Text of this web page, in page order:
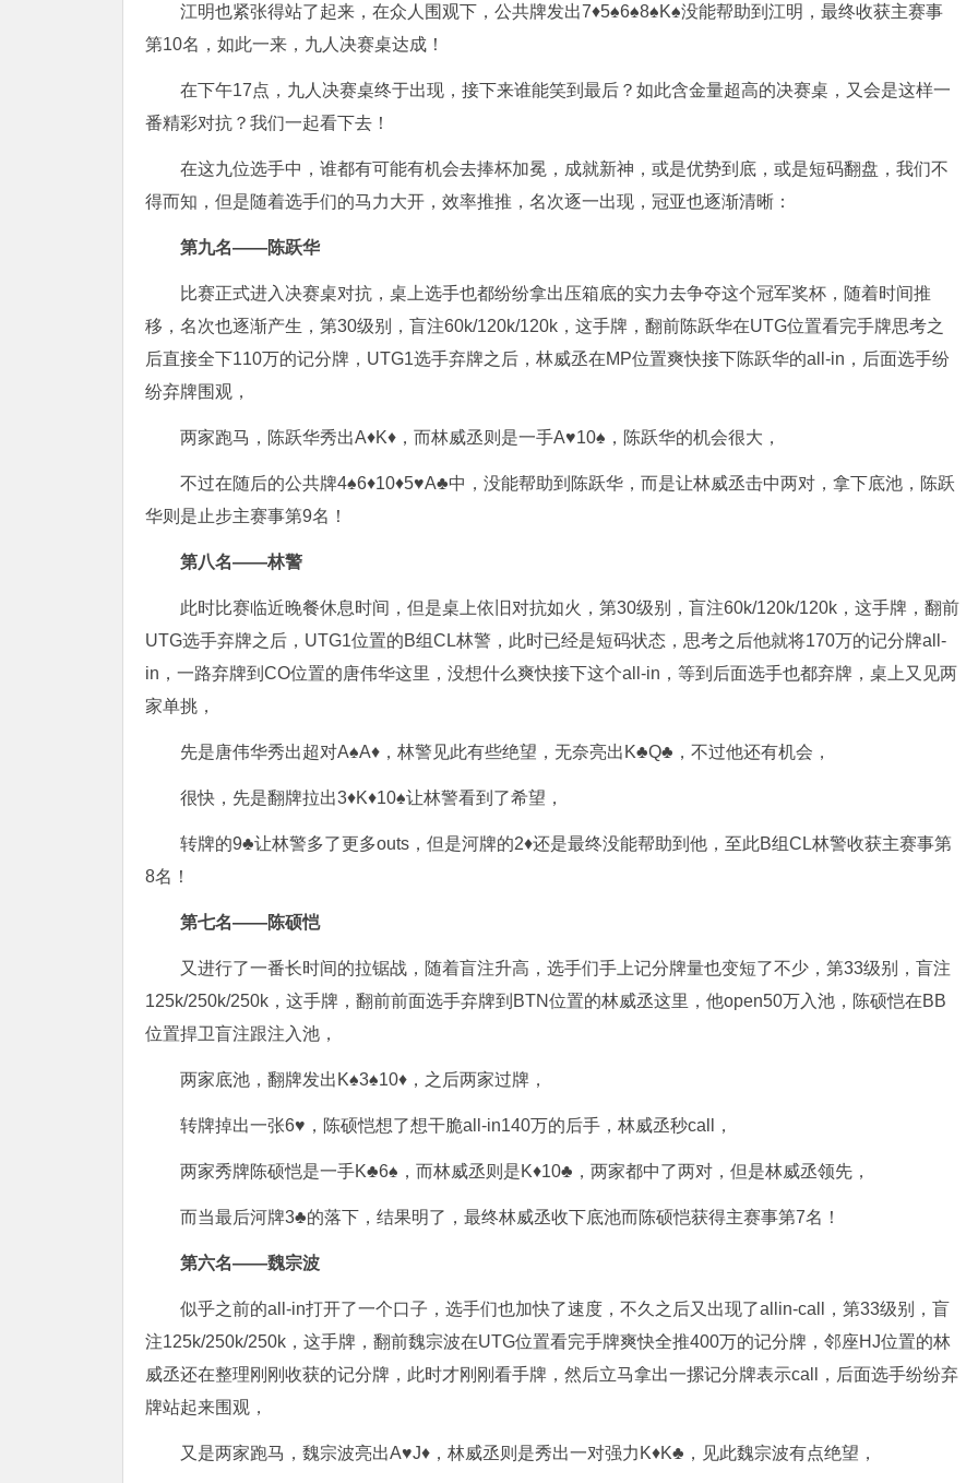
江明也紧张得站了起来，在众人围观下，公共牌发出7♦️5♠️6♠️8♠️K♠️没能帮助到江明，最终收获主赛事
第10名，如此一来，九人决赛桌达成！
在下午17点，九人决赛桌终于出现，接下来谁能笑到最后？如此含金量超高的决赛桌，又会是这样一
番精彩对抗？我们一起看下去！
在这九位选手中，谁都有可能有机会去捧杯加冕，成就新神，或是优势到底，或是短码翻盘，我们不
得而知，但是随着选手们的马力大开，效率推推，名次逐一出现，冠亚也逐渐清晰：
第九名——陈跃华
比赛正式进入决赛桌对抗，桌上选手也都纷纷拿出压箱底的实力去争夺这个冠军奖杯，随着时间推
移，名次也逐渐产生，第30级别，盲注60k/120k/120k，这手牌，翻前陈跃华在UTG位置看完手牌思考之
后直接全下110万的记分牌，UTG1选手弃牌之后，林威丞在MP位置爽快接下陈跃华的all-in，后面选手纷
纷弃牌围观，
两家跑马，陈跃华秀出A♦️K♦️，而林威丞则是一手A♥️10♠️，陈跃华的机会很大，
不过在随后的公共牌4♠️6♦️10♦️5♥️A♣️中，没能帮助到陈跃华，而是让林威丞击中两对，拿下底池，陈跃
华则是止步主赛事第9名！
第八名——林警
此时比赛临近晚餐休息时间，但是桌上依旧对抗如火，第30级别，盲注60k/120k/120k，这手牌，翻前
UTG选手弃牌之后，UTG1位置的B组CL林警，此时已经是短码状态，思考之后他就将170万的记分牌all-
in，一路弃牌到CO位置的唐伟华这里，没想什么爽快接下这个all-in，等到后面选手也都弃牌，桌上又见两
家单挑，
先是唐伟华秀出超对A♠️A♦️，林警见此有些绝望，无奈亮出K♣️Q♣️，不过他还有机会，
很快，先是翻牌拉出3♦️K♦️10♠️让林警看到了希望，
转牌的9♣️让林警多了更多outs，但是河牌的2♦️还是最终没能帮助到他，至此B组CL林警收获主赛事第
8名！
第七名——陈硕恺
又进行了一番长时间的拉锯战，随着盲注升高，选手们手上记分牌量也变短了不少，第33级别，盲注
125k/250k/250k，这手牌，翻前前面选手弃牌到BTN位置的林威丞这里，他open50万入池，陈硕恺在BB
位置捍卫盲注跟注入池，
两家底池，翻牌发出K♠️3♠️10♦️，之后两家过牌，
转牌掉出一张6♥️，陈硕恺想了想干脆all-in140万的后手，林威丞秒call，
两家秀牌陈硕恺是一手K♣️6♠️，而林威丞则是K♦️10♣️，两家都中了两对，但是林威丞领先，
而当最后河牌3♣️的落下，结果明了，最终林威丞收下底池而陈硕恺获得主赛事第7名！
第六名——魏宗波
似乎之前的all-in打开了一个口子，选手们也加快了速度，不久之后又出现了allin-call，第33级别，盲
注125k/250k/250k，这手牌，翻前魏宗波在UTG位置看完手牌爽快全推400万的记分牌，邻座HJ位置的林
威丞还在整理刚刚收获的记分牌，此时才刚刚看手牌，然后立马拿出一摞记分牌表示call，后面选手纷纷弃
牌站起来围观，
又是两家跑马，魏宗波亮出A♥️J♦️，林威丞则是秀出一对强力K♦️K♣️，见此魏宗波有点绝望，